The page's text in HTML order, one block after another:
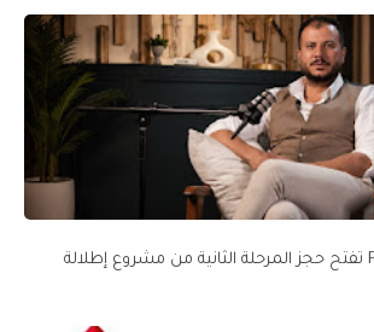
PLDG Development تفتح حجز المرحلة الثانية من مشروع إطلالة